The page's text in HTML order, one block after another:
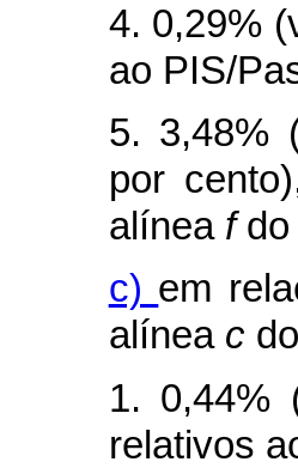
4. 0,29%
ao PIS/
5. 3,48%
por
alínea fdo
c) em
alínea c
1. 0,44%
relativos